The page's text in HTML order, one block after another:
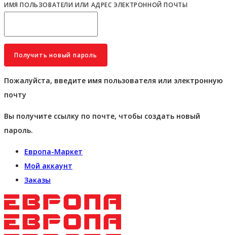
ИМЯ ПОЛЬЗОВАТЕЛИ ИЛИ АДРЕС ЭЛЕКТРОННОЙ ПОЧТЫ
Пожалуйста, введите имя пользователя или электронную
почту
Вы получите ссылку по почте, чтобы создать новый
пароль.
Европа-Маркет
Мой аккаунт
Заказы